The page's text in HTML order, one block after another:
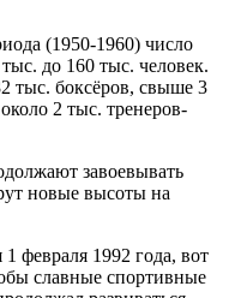
(1950-1960) число
до 160 тыс. человек.
тыс. боксёров, свыше 3
2 тыс. тренеров-
завоевывать
новые высоты на
февраля 1992 года, вот
славные спортивные